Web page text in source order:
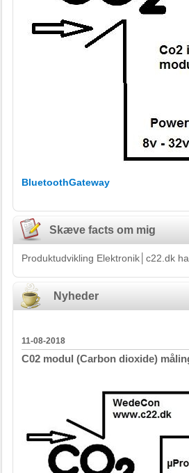
BluetoothGateway
Skæve facts om mig
Produktudvikling Elektronik│c22.dk
Nyheder
11-08-2018
C02 modul (Carbon dioxide)